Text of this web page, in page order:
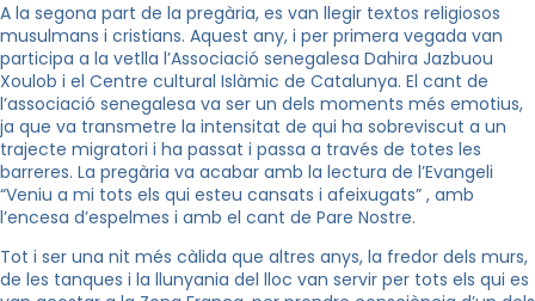
A la segona part de la pregària, es van llegir textos religiosos
musulmans i cristians. Aquest any, i per primera vegada van
participa a la vetlla l’Associació senegalesa Dahira Jazbuou
Xoulob i el Centre cultural Islàmic de Catalunya. El cant de
l’associació senegalesa va ser un dels moments més emotius,
ja que va transmetre la intensitat de qui ha sobreviscut a un
trajecte migratori i ha passat i passa a través de totes les
barreres. La pregària va acabar amb la lectura de l’Evangeli
“Veniu a mi tots els qui esteu cansats i afeixugats” , amb
l’encesa d’espelmes i amb el cant de Pare Nostre.
Tot i ser una nit més càlida que altres anys, la fredor dels murs,
de les tanques i la llunyania del lloc van servir per tots els qui es